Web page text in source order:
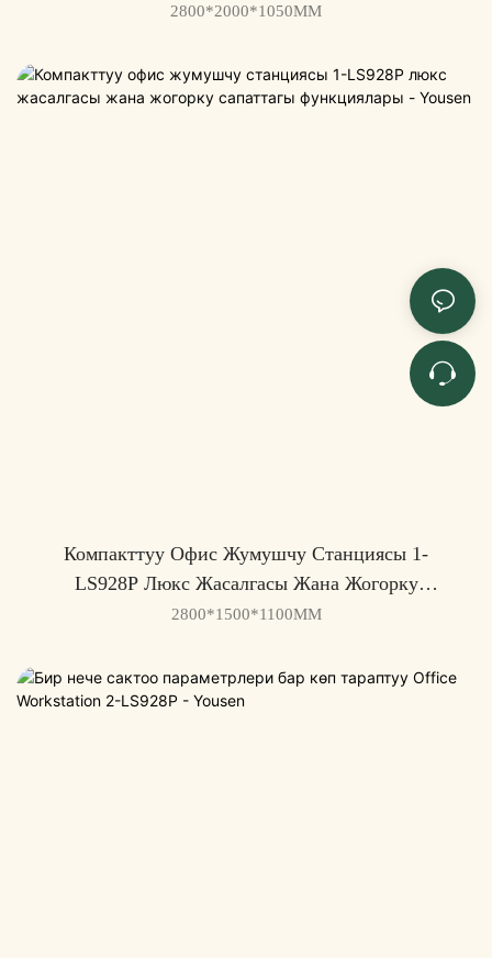
2800*2000*1050MM
Компакттуу Офис Жумушчу Станциясы 1-
LS928P Люкс Жасалгасы Жана Жогорку
Сапаттагы Функциялары - Yousen
2800*1500*1100MM